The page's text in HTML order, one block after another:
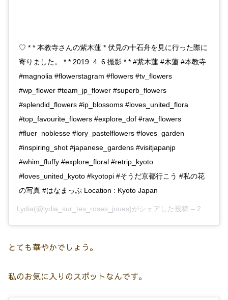
♡ * * 本教寺さんの紫木蓮 * 伏見の十石舟を見に行った際に
寄りました。 * * 2019. 4. 6 撮影 * * #紫木蓮 #木蓮 #本教寺
#magnolia #flowerstagram #flowers #tv_flowers
#wp_flower #team_jp_flower #superb_flowers
#splendid_flowers #ip_blossoms #loves_united_flora
#top_favourite_flowers #explore_dof #raw_flowers
#fluer_noblesse #lory_pastelflowers #loves_garden
#inspiring_shot #japanese_gardens #visitjapanjp
#whim_fluffy #explore_floral #retrip_kyoto
#loves_united_kyoto #kyotopi #そうだ京都行こう #私の花
の写真 #はなまっぷ Location : Kyoto Japan
Lydia(@lydia_sur_tes_roses_joues)がシェアした投稿 – 2019年 4月月18日午後3時47分PDT
とても華やかでしょう。
私のお気に入りのスポットなんです。